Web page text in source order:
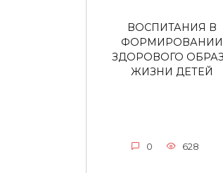
ВОСПИТАНИЯ В
ФОРМИРОВАНИИ
ЗДОРОВОГО
ЖИЗНИ ДЕТЕЙ
0 628